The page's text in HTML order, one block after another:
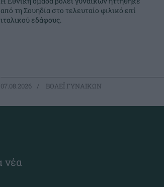
από τη Σουηδία στο τελευταίο φιλικό επί
ιταλικού εδάφους.
07.08.2026 ΒΟΛΕΪ ΓΥΝΑΙΚΩΝ
νέα